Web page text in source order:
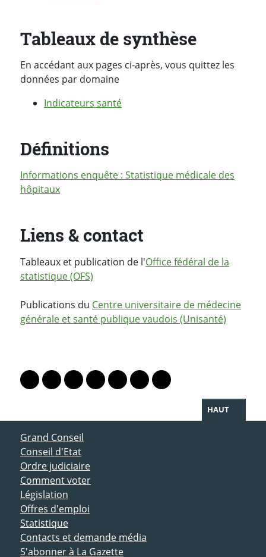
Tableaux de synthèse
En accédant aux pages ci-après, vous quittez les
données par domaine
Indicateurs santé
Définitions
Informations enquête : Statistique médicale des
hôpitaux
Liens & contact
Tableaux et publication de l'Office fédéral de la
statistique (OFS)
Publications du Centre universitaire de médecine
générale et santé publique vaudois (Unisanté)
Lien vers le profil Mastodon
Lien vers le profil Bluesky
Lien vers le profil Instagram
Lien vers le profil Linkedin
Lien vers le profil Facebook
Lien vers le profil Twitter
Partager par WhatsApp
HAUT
ACCÈS DIRECT
Grand Conseil
Conseil d'Etat
Ordre judiciaire
Comment voter
Législation
Offres d'emploi
Statistique
Contacts et demande média
S'abonner à La Gazette